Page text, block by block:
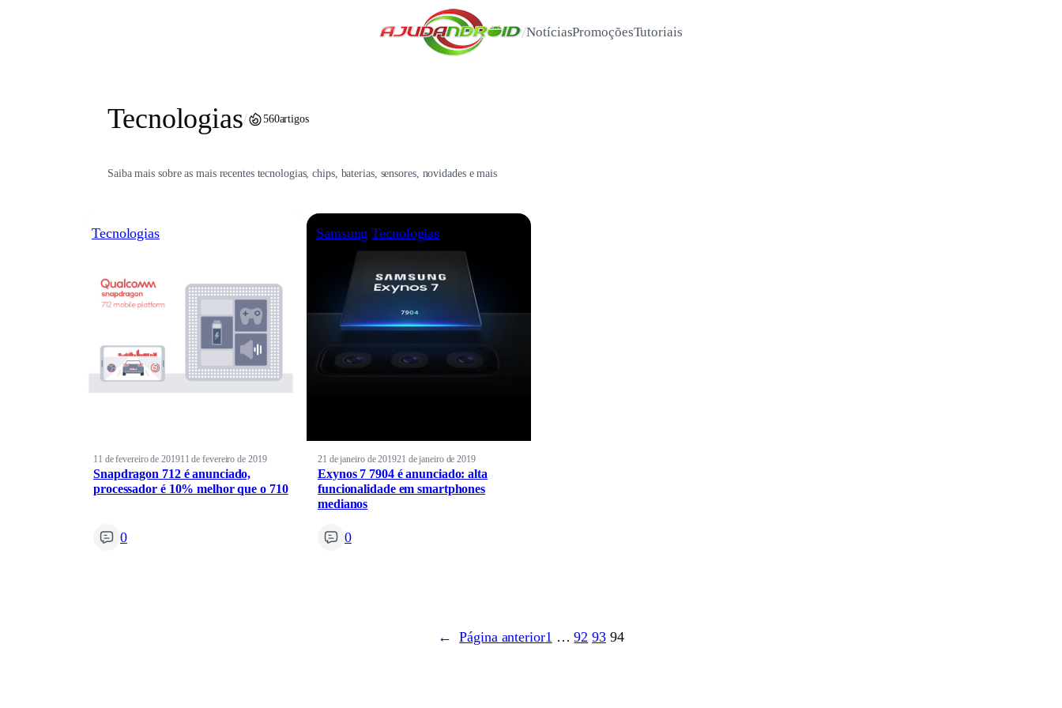
/NotíciasPromoçõesTutoriais
Tecnologias/ 560artigos
Saiba mais sobre as mais recentes tecnologias, chips, baterias, sensores, novidades e mais
Tecnologias
11 de fevereiro de 201911 de fevereiro de 2019
Snapdragon 712 é anunciado,
processador é 10% melhor que o 710
0
Samsung Tecnologias
21 de janeiro de 201921 de janeiro de 2019
Exynos 7 7904 é anunciado: alta
funcionalidade em smartphones
medianos
0
← Página anterior1 … 92 93 94